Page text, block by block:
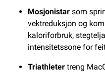
Mosjonistar som
vektreduksjon og
kaloriforbruk,
intensitetssone for
Triathleter treng